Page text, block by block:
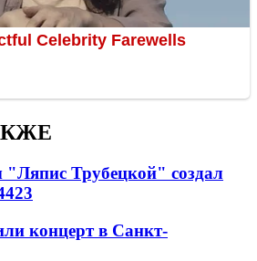
"Ляпис Трубецкой" создал
23
концерт в Санкт-